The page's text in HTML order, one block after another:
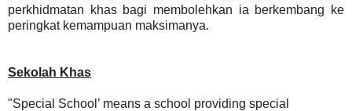
perkhidmatan
khasbagi membolehkan ia berkembang ke
peringkat kemampuan maksimanya.
Sekolah Khas
"Special School’ means a school providing special